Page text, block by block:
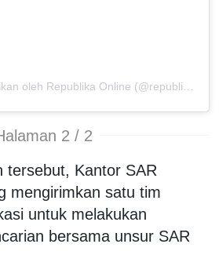
Sebuah kiriman dibagikan oleh Republika Online (@republikaonline)
2 / 2
tersebut, Kantor SAR
mengirimkan satu tim
untuk melakukan
bersama unsur SAR